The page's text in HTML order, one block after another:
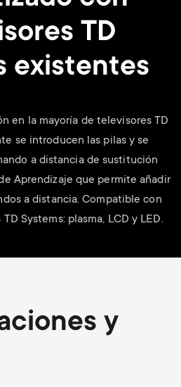
TD
existentes
en la mayoría de televisores TD
se introducen las pilas y se
a distancia de sustitución
Aprendizaje que permite añadir
a distancia. Compatible con
Systems: plasma, LCD y LED.
y